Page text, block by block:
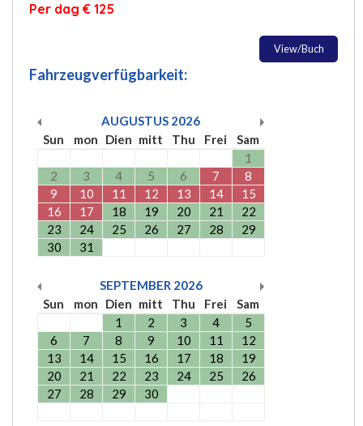
Per dag € 125
View/Buch
Fahrzeugverfügbarkeit:
AUGUSTUS 2026
Sun
mon Dien mitt Thu Frei
Sam
1
2
3 4 5 6 7
8
9
10 11 12 13 14
15
16
17 18 19 20 21
22
23
24 25 26 27 28
29
30
31
SEPTEMBER 2026
Sun
mon Dien mitt Thu Frei
Sam
1
2 3 4
5
6
7 8 9 10 11
12
13
14 15 16 17 18
19
20
21 22 23 24 25
26
27
28 29 30